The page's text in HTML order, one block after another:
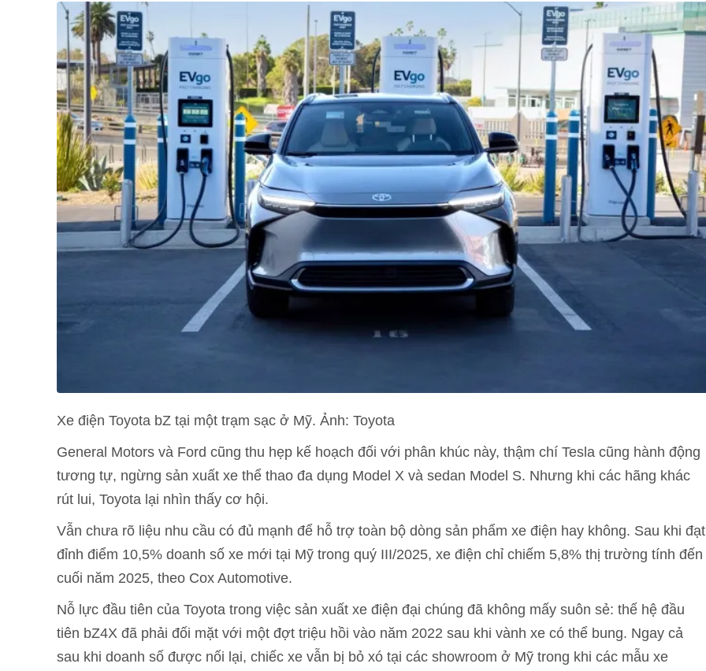
Xe điện Toyota bZ tại một trạm sạc ở Mỹ. Ảnh: Toyota
General Motors và Ford cũng thu hẹp kế hoạch đối với phân khúc này, thậm chí Tesla cũng hành động
tương tự, ngừng sản xuất xe thể thao đa dụng Model X và sedan Model S. Nhưng khi các hãng khác
rút lui, Toyota lại nhìn thấy cơ hội.
Vẫn chưa rõ liệu nhu cầu có đủ mạnh để hỗ trợ toàn bộ dòng sản phẩm xe điện hay không. Sau khi đạt
đỉnh điểm 10,5% doanh số xe mới tại Mỹ trong quý III/2025, xe điện chỉ chiếm 5,8% thị trường tính đến
cuối năm 2025, theo Cox Automotive.
Nỗ lực đầu tiên của Toyota trong việc sản xuất xe điện đại chúng đã không mấy suôn sẻ: thế hệ đầu
tiên bZ4X đã phải đối mặt với một đợt triệu hồi vào năm 2022 sau khi vành xe có thể bung. Ngay cả
sau khi doanh số được nối lại, chiếc xe vẫn bị bỏ xó tại các showroom ở Mỹ trong khi các mẫu xe